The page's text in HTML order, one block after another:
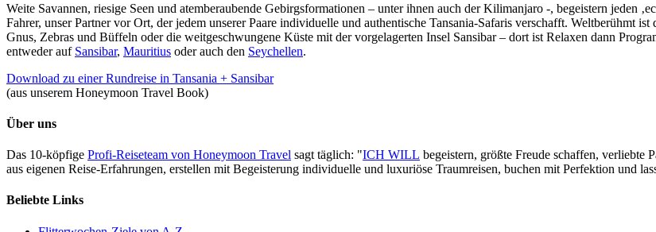
Weite Savannen, riesige Seen und atemberaubende Gebirgsformationen – unter ihnen auch der Kilimanjaro -, begeistern jeden
Fahrer, unser Partner vor Ort, der jedem unserer Paare individuelle und authentische Tansania-Safaris verschafft. Weltberühmt
Gnus, Zebras und Büffeln oder die weitgeschwungene Küste mit der vorgelagerten Insel Sansibar – dort ist Relaxen dann
entweder auf Sansibar, Mauritius oder auch den Seychellen.
Download zu einer Rundreise in Tansania + Sansibar
(aus unserem Honeymoon Travel Book)
Über uns
Das 10-köpfige Profi-Reiseteam von Honeymoon Travel sagt täglich: "ICH WILL begeistern, größte Freude schaffen, verliebte
aus eigenen Reise-Erfahrungen, erstellen mit Begeisterung individuelle und luxuriöse Traumreisen, buchen mit Perfektion und
Beliebte Links